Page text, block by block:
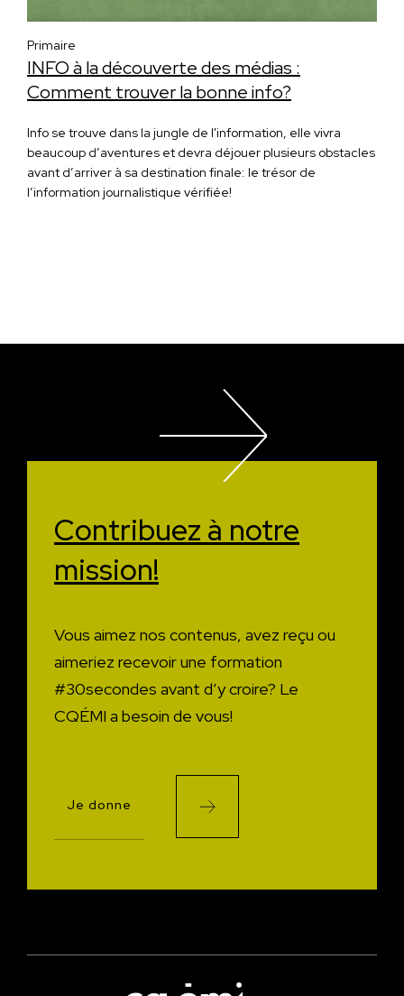
INFO à la découverte des médias :
Comment trouver la bonne info?
Info se trouve dans la jungle de l'information, elle vivra
beaucoup d’aventures et devra déjouer plusieurs obstacles
avant d’arriver à sa destination finale: le trésor de
l’information journalistique vérifiée!
Primaire
Contribuez à notre
mission!
Vous aimez nos contenus, avez reçu ou
aimeriez recevoir une formation
#30secondes avant d’y croire? Le
CQÉMI a besoin de vous!
Je donne